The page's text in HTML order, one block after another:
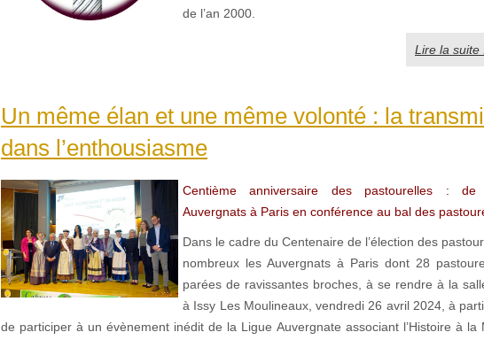
de l’an 2000.
Lire la suite
Un même élan et une même volonté : la
dans l’enthousiasme
Centième anniversaire des pastourelles : de
Auvergnats à Paris en conférence au bal des
Dans le cadre du Centenaire de l’élection des
nombreux les Auvergnats à Paris dont 28
parées de ravissantes broches, à se rendre à la
à Issy Les Moulineaux, vendredi 26 avril 2024, à
de participer à un évènement inédit de la Ligue Auvergnate associant l’Histoire à la